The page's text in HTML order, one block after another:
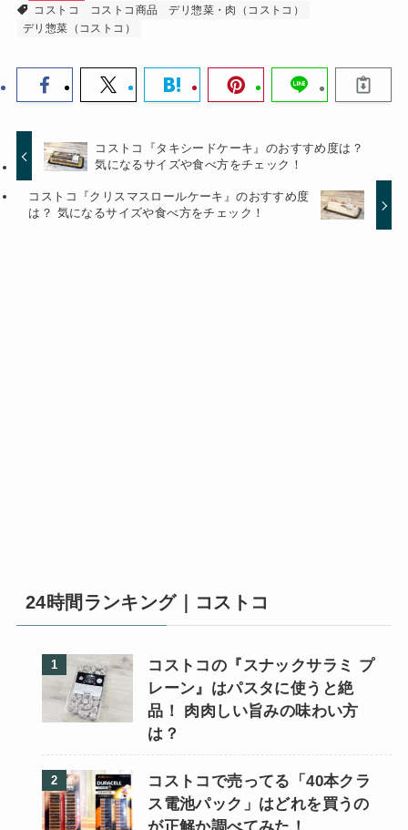
コストコ
コストコ商品
デリ惣菜・肉（コストコ）
デリ惣菜（コストコ）
コストコ『タキシードケーキ』のおすすめ度は？
気になるサイズや食べ方をチェック！
コストコ『クリスマスロールケーキ』のおすすめ度
は？ 気になるサイズや食べ方をチェック！
24時間ランキング｜コストコ
コストコの『スナックサラミ プ
レーン』はパスタに使うと絶
品！ 肉肉しい旨みの味わい方
は？
コストコで売ってる「40本クラ
ス電池パック」はどれを買うの